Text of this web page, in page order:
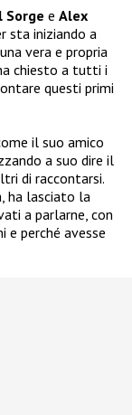
Sorge e Alex
sta iniziando a
vera e propria
chiesto a tutti i
questi primi
il suo amico
a suo dire il
di raccontarsi.
ha lasciato la
a parlarne, con
e perché avesse